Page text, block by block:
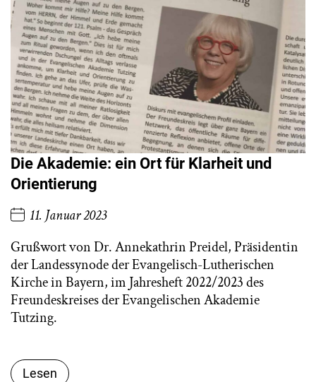
Die Akademie: ein Ort für Klarheit und
Orientierung
11. Januar 2023
Grußwort von Dr. Annekathrin Preidel, Präsidentin
der Landessynode der Evangelisch-Lutherischen
Kirche in Bayern, im Jahresheft 2022/2023 des
Freundeskreises der Evangelischen Akademie
Tutzing.
Lesen